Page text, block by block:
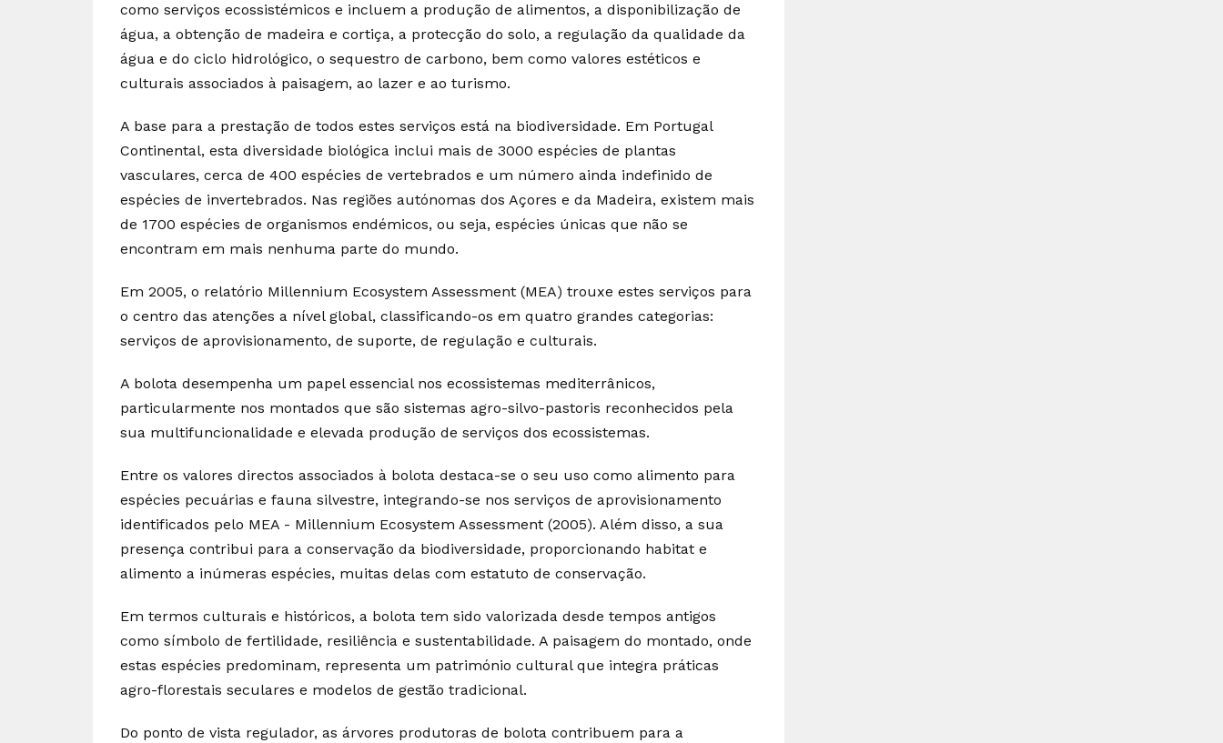
como serviços ecossistémicos e incluem a produção de alimentos, a disponibilização de
água, a obtenção de madeira e cortiça, a protecção do solo, a regulação da qualidade da
água e do ciclo hidrológico, o sequestro de carbono, bem como valores estéticos e
culturais associados à paisagem, ao lazer e ao turismo.
A base para a prestação de todos estes serviços está na biodiversidade. Em Portugal
Continental, esta diversidade biológica inclui mais de 3000 espécies de plantas
vasculares, cerca de 400 espécies de vertebrados e um número ainda indefinido de
espécies de invertebrados. Nas regiões autónomas dos Açores e da Madeira, existem mais
de 1700 espécies de organismos endémicos, ou seja, espécies únicas que não se
encontram em mais nenhuma parte do mundo.
Em 2005, o relatório Millennium Ecosystem Assessment (MEA) trouxe estes serviços para
o centro das atenções a nível global, classificando-os em quatro grandes categorias:
serviços de aprovisionamento, de suporte, de regulação e culturais.
A bolota desempenha um papel essencial nos ecossistemas mediterrânicos,
particularmente nos montados que são sistemas agro-silvo-pastoris reconhecidos pela
sua multifuncionalidade e elevada produção de serviços dos ecossistemas.
Entre os valores directos associados à bolota destaca-se o seu uso como alimento para
espécies pecuárias e fauna silvestre, integrando-se nos serviços de aprovisionamento
identificados pelo MEA - Millennium Ecosystem Assessment (2005). Além disso, a sua
presença contribui para a conservação da biodiversidade, proporcionando habitat e
alimento a inúmeras espécies, muitas delas com estatuto de conservação.
Em termos culturais e históricos, a bolota tem sido valorizada desde tempos antigos
como símbolo de fertilidade, resiliência e sustentabilidade. A paisagem do montado, onde
estas espécies predominam, representa um património cultural que integra práticas
agro-florestais seculares e modelos de gestão tradicional.
Do ponto de vista regulador, as árvores produtoras de bolota contribuem para a